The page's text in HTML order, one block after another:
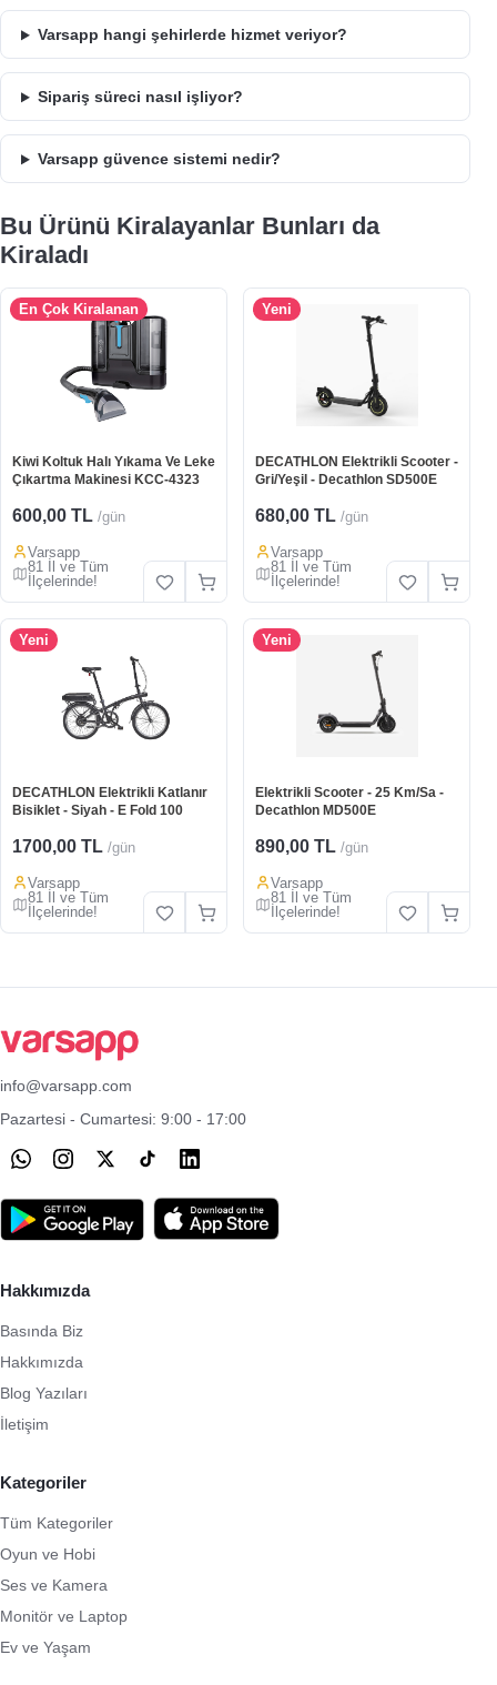
Varsapp hangi şehirlerde hizmet veriyor?
Sipariş süreci nasıl işliyor?
Varsapp güvence sistemi nedir?
Bu Ürünü Kiralayanlar Bunları da
Kiraladı
En Çok Kiralanan
Kiwi Koltuk Halı Yıkama Ve Leke
Çıkartma Makinesi KCC-4323
600,00 TL /gün
Varsapp
81 İl ve Tüm
İlçelerinde!
Yeni
DECATHLON Elektrikli Scooter -
Gri/Yeşil - Decathlon SD500E
680,00 TL /gün
Varsapp
81 İl ve Tüm
İlçelerinde!
Yeni
DECATHLON Elektrikli Katlanır
Bisiklet - Siyah - E Fold 100
1700,00 TL /gün
Varsapp
81 İl ve Tüm
İlçelerinde!
Yeni
Elektrikli Scooter - 25 Km/Sa -
Decathlon MD500E
890,00 TL /gün
Varsapp
81 İl ve Tüm
İlçelerinde!
info@varsapp.com
Pazartesi - Cumartesi: 9:00 - 17:00
Hakkımızda
Basında Biz
Hakkımızda
Blog Yazıları
İletişim
Kategoriler
Tüm Kategoriler
Oyun ve Hobi
Ses ve Kamera
Monitör ve Laptop
Ev ve Yaşam